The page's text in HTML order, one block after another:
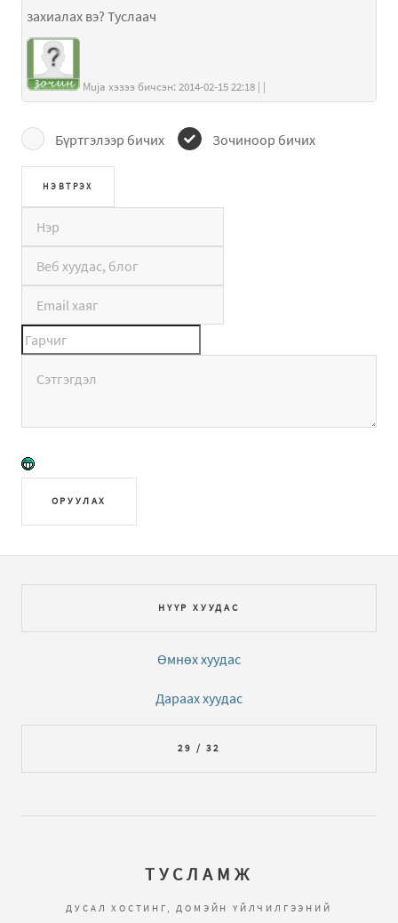
захиалах вэ? Туслаач
Muja хэзээ бичсэн: 2014-02-15 22:18 | |
Бүртгэлээр бичих Зочиноор бичих
ОРУУЛАХ
НҮҮР ХУУДАС
Өмнөх хуудас
Дараах хуудас
29 / 32
ТУСЛАМЖ
ДУСАЛ ХОСТИНГ, ДОМЭЙН ҮЙЛЧИЛГЭЭНИЙ